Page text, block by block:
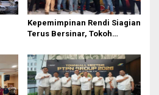
Kepemimpinan Rendi Siagian
Terus Bersinar, Tokoh
MJA Kota Medan